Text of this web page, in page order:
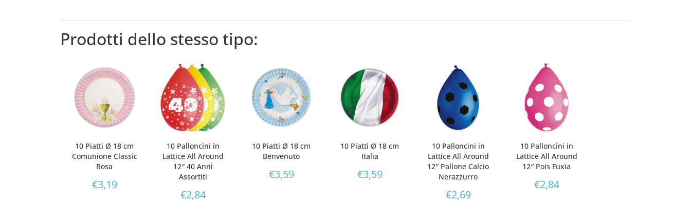
Prodotti dello stesso tipo:
10 Piatti Ø 18 cm
Comunione Classic
Rosa
€3,19
10 Palloncini in
Lattice All Around
12″ 40 Anni
Assortiti
€2,84
10 Piatti Ø 18 cm
Benvenuto
€3,59
10 Piatti Ø 18 cm
Italia
€3,59
10 Palloncini in
Lattice All Around
12″ Pallone Calcio
Nerazzurro
€2,69
10 Palloncini in
Lattice All Around
12″ Pois Fuxia
€2,84